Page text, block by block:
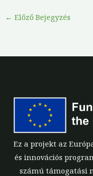
← Előző Bejegyzés
Ez a projekt az
és innovációs
számú támogatási